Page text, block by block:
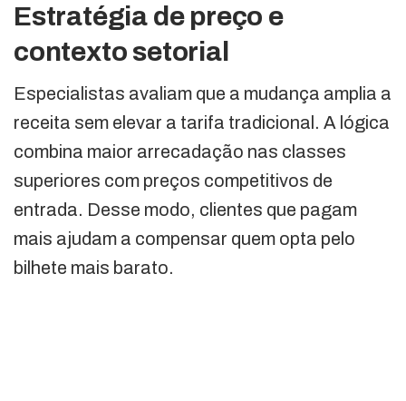
Estratégia de preço e
contexto setorial
Especialistas avaliam que a mudança amplia a
receita sem elevar a tarifa tradicional. A lógica
combina maior arrecadação nas classes
superiores com preços competitivos de
entrada. Desse modo, clientes que pagam
mais ajudam a compensar quem opta pelo
bilhete mais barato.